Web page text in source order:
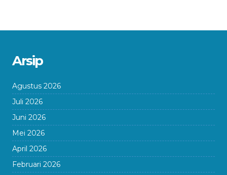
Arsip
Agustus 2026
Juli 2026
Juni 2026
Mei 2026
April 2026
Februari 2026